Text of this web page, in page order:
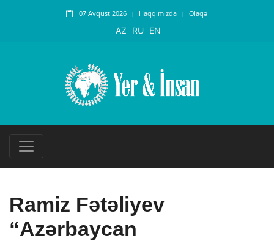
07 Avqust 2026 Haqqımızda Əlaqə
AZ RU EN
Ramiz Fətəliyev
“Azərbaycan